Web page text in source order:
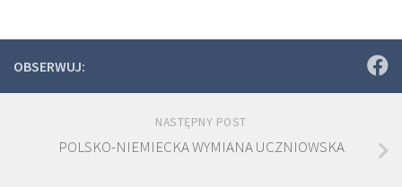
OBSERWUJ:
NASTĘPNY POST
POLSKO-NIEMIECKA WYMIANA UCZNIOWSKA